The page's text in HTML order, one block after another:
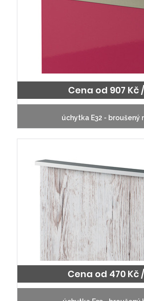
Cena od 907 Kč
úchytka E32 - broušený
Cena od 470 Kč